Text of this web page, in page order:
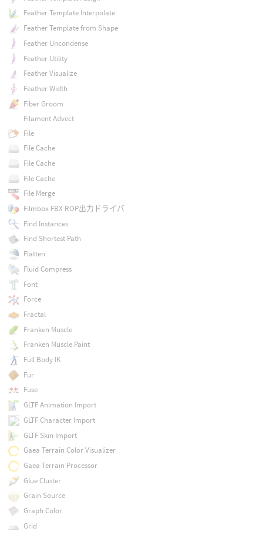
Feather Template Interpolate
Feather Template from Shape
Feather Uncondense
Feather Utility
Feather Visualize
Feather Width
Fiber Groom
Filament Advect
File
File Cache
File Cache
File Cache
File Merge
Filmbox FBX ROP出力ドライバ
Find Instances
Find Shortest Path
Flatten
Fluid Compress
Font
Force
Fractal
Franken Muscle
Franken Muscle Paint
Full Body IK
Fur
Fuse
GLTF Animation Import
GLTF Character Import
GLTF Skin Import
Gaea Terrain Color Visualizer
Gaea Terrain Processor
Glue Cluster
Grain Source
Graph Color
Grid